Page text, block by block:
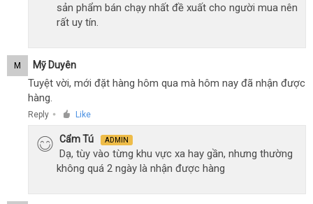
sản phẩm bán chạy nhất đề xuất cho người mua nên
rất uy tín.
M Mỹ Duyên
Tuyệt vời, mới đặt hàng hôm qua mà hôm nay đã nhận được
hàng.
Reply ● Like
Cẩm Tú ADMIN
Dạ, tùy vào từng khu vực xa hay gần, nhưng thường
không quá 2 ngày là nhận được hàng